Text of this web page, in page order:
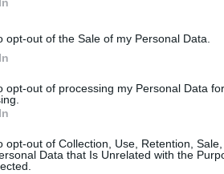
opt-out of the Sale of my Personal Data.
opt-out of processing my Personal Data
opt-out of Collection, Use, Retention,
Data that Is Unrelated with the
στην κυβερνοασφάλεια και των
Με τη βοήθεια έργων όπως
εξοπλισμένοι για την
παροχή απαραίτητων
με τοΥπουργείο Εθνικής
το
Ψηφιακής Διακυβέρνησης
, και τις εταιρείεςSphynxκαι